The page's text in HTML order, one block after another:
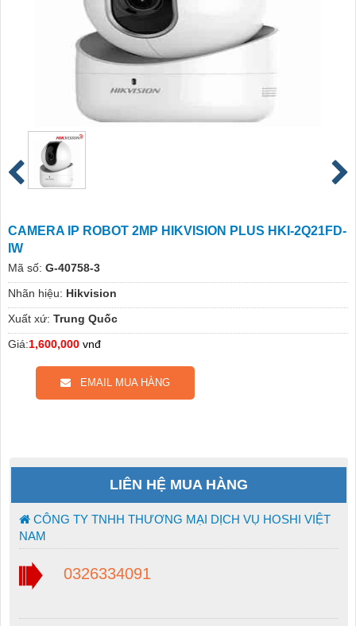
CAMERA IP ROBOT 2MP HIKVISION PLUS HKI-2Q21FD-
IW
Mã số: G-40758-3
Nhãn hiệu: Hikvision
Xuất xứ: Trung Quốc
Giá:1,600,000 vnđ
EMAIL MUA HÀNG
LIÊN HỆ MUA HÀNG
CÔNG TY TNHH THƯƠNG MẠI DỊCH VỤ HOSHI VIỆT
NAM
0326334091